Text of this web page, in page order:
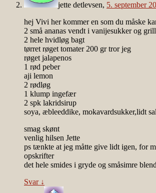
jette detlevsen, 5. september
hej Vivi her kommer en som du måske
2 små ananas vendt i vanijesukker og
2 hele hvidløg bagt
tørret røget tomater 200 gr tror jeg
røget jalapenos
1 rød peber
aji lemon
2 rødløg
1 klump ingefær
2 spk lakridsirup
soya, æbleeddike, mokavardsukker,lidt
smag skønt
venlig hilsen Jette
ps tænkte at jeg måtte give lidt igen, for
opskrifter
det hele smides i gryde og småsimre
Svar ↓